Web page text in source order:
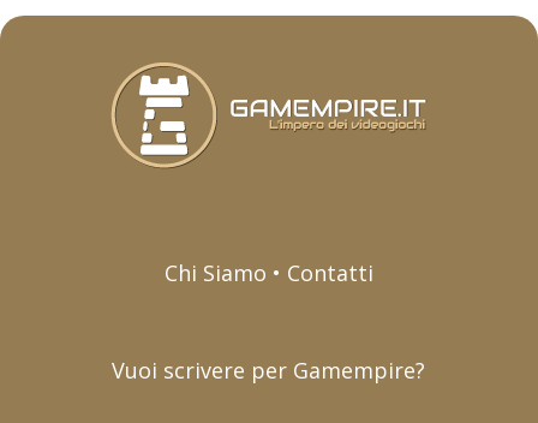
Chi Siamo • Contatti
Vuoi scrivere per Gamempire?